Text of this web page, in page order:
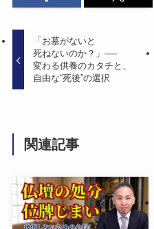
「お墓が​ないと​
死ねないのか？」​──
変わる​供養の​カタチと、​
自由な​“死後”の​選択
関連記事